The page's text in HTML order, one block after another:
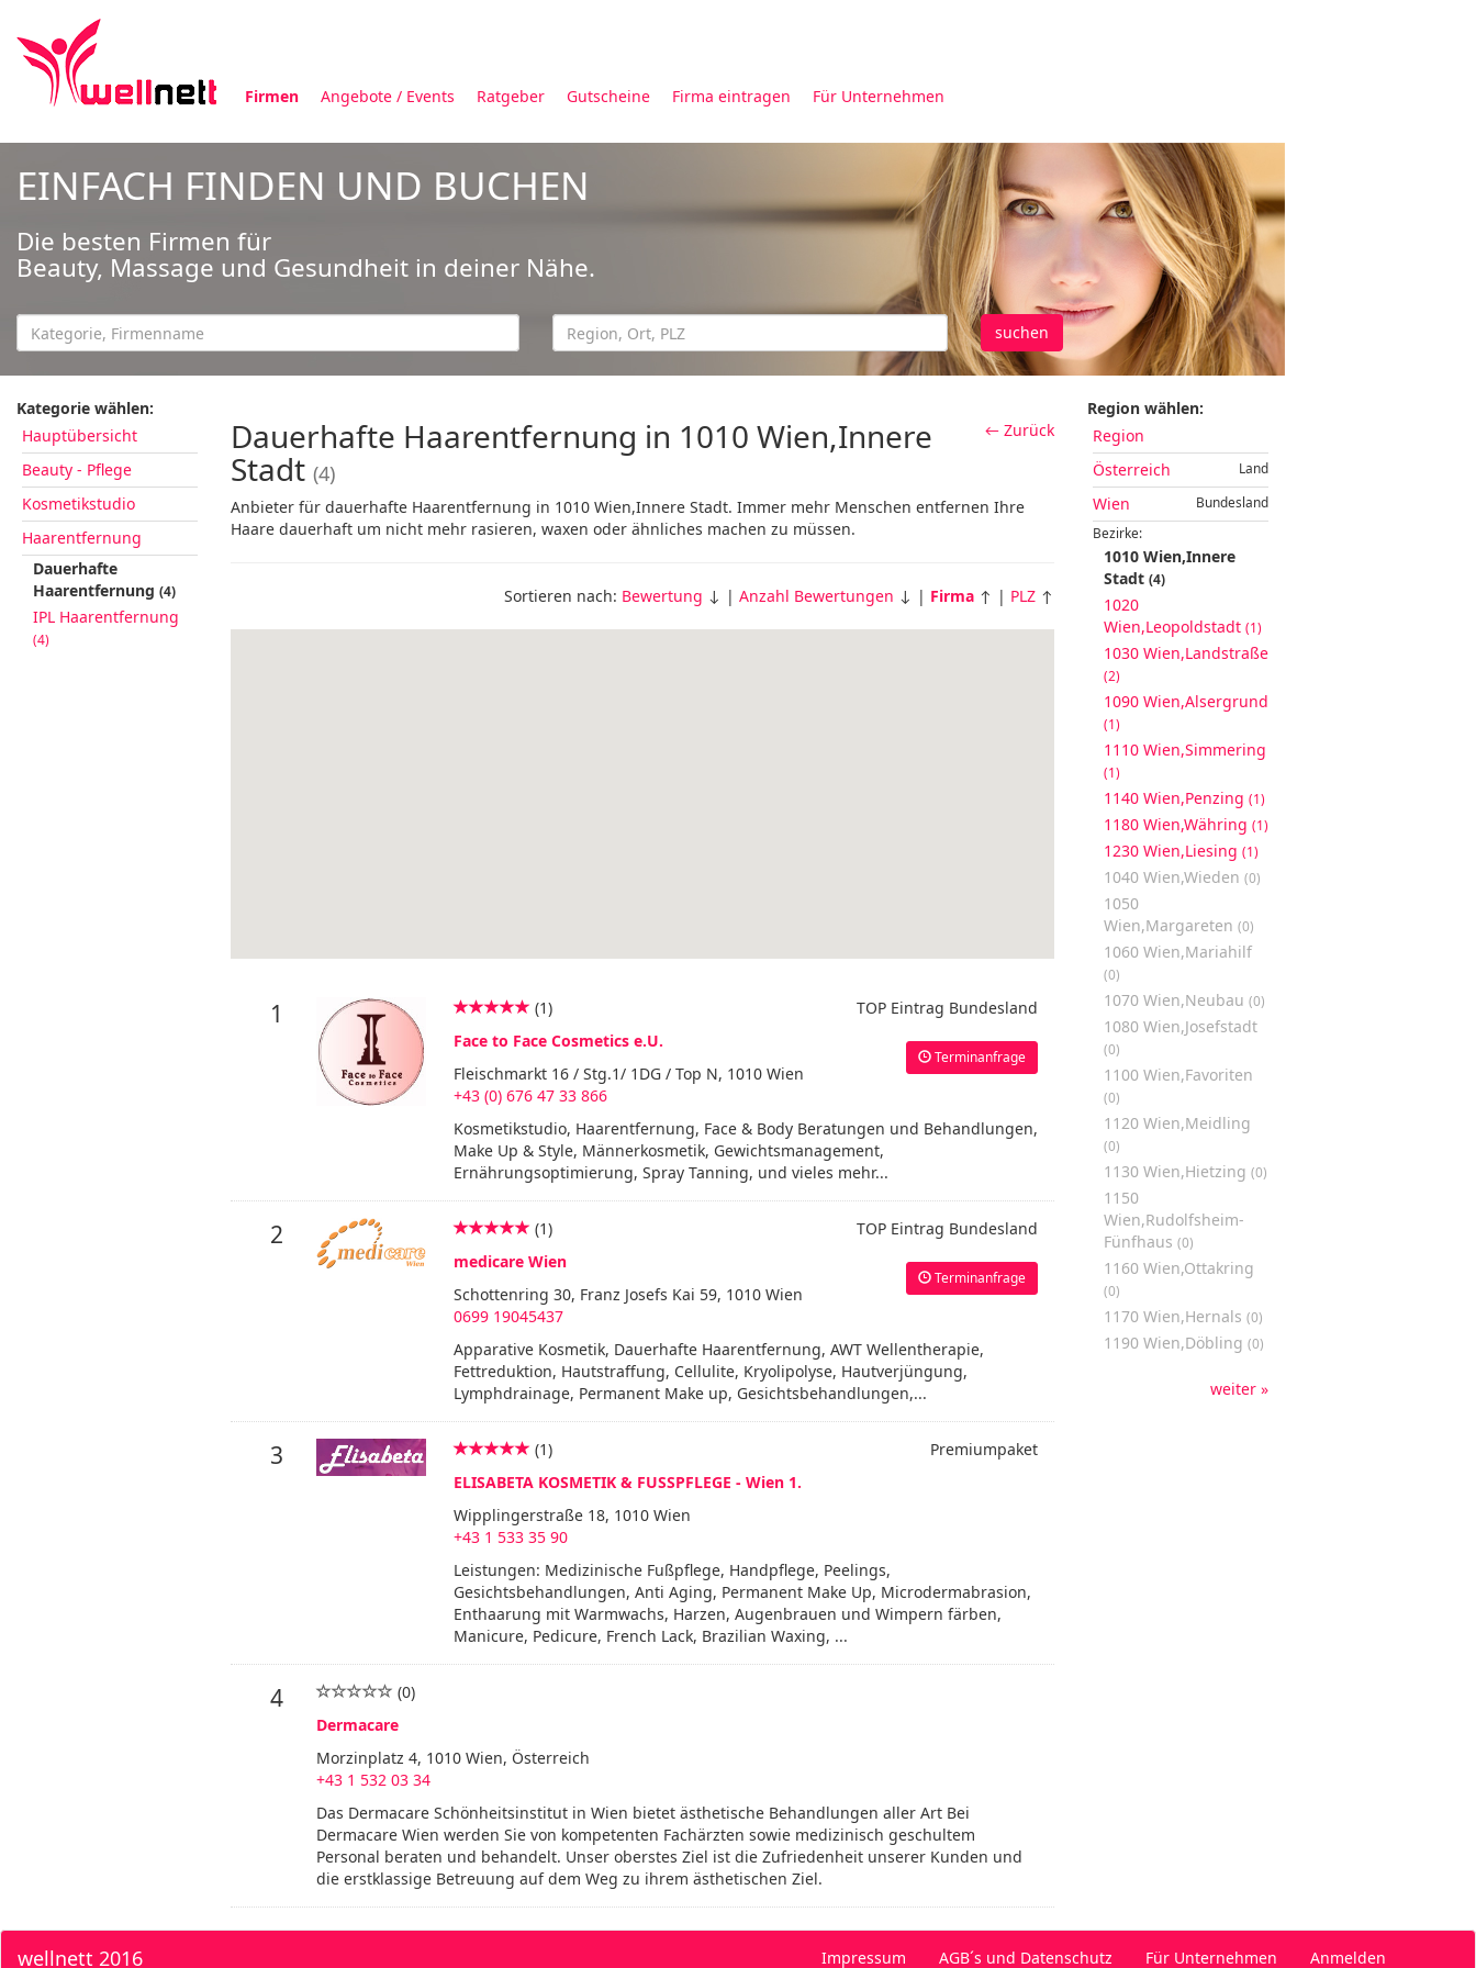
Firmen Angebote / Events Ratgeber Gutscheine Firma eintragen Für Unternehmen
EINFACH FINDEN UND BUCHEN
Die besten Firmen für
Beauty, Massage und Gesundheit in deiner Nähe.
suchen
Kategorie wählen:
Hauptübersicht
Beauty - Pflege
Kosmetikstudio
Haarentfernung
Dauerhafte
Haarentfernung (4)
IPL Haarentfernung
(4)
← Zurück
Dauerhafte Haarentfernung in 1010 Wien,Innere
Stadt (4)
Anbieter für dauerhafte Haarentfernung in 1010 Wien,Innere Stadt. Immer mehr Menschen entfernen Ihre
Haare dauerhaft um nicht mehr rasieren, waxen oder ähnliches machen zu müssen.
Sortieren nach: Bewertung ↓ | Anzahl Bewertungen ↓ | Firma ↑ | PLZ ↑
1 TOP Eintrag Bundesland
Terminanfrage
(1)
Face to Face Cosmetics e.U.
Fleischmarkt 16 / Stg.1/ 1DG / Top N, 1010 Wien
+43 (0) 676 47 33 866
Kosmetikstudio, Haarentfernung, Face & Body Beratungen und Behandlungen,
Make Up & Style, Männerkosmetik, Gewichtsmanagement,
Ernährungsoptimierung, Spray Tanning, und vieles mehr...
2 TOP Eintrag Bundesland
Terminanfrage
(1)
medicare Wien
Schottenring 30, Franz Josefs Kai 59, 1010 Wien
0699 19045437
Apparative Kosmetik, Dauerhafte Haarentfernung, AWT Wellentherapie,
Fettreduktion, Hautstraffung, Cellulite, Kryolipolyse, Hautverjüngung,
Lymphdrainage, Permanent Make up, Gesichtsbehandlungen,...
3 Premiumpaket
(1)
ELISABETA KOSMETIK & FUSSPFLEGE - Wien 1.
Wipplingerstraße 18, 1010 Wien
+43 1 533 35 90
Leistungen: Medizinische Fußpflege, Handpflege, Peelings,
Gesichtsbehandlungen, Anti Aging, Permanent Make Up, Microdermabrasion,
Enthaarung mit Warmwachs, Harzen, Augenbrauen und Wimpern färben,
Manicure, Pedicure, French Lack, Brazilian Waxing, ...
4
(0)
Dermacare
Morzinplatz 4, 1010 Wien, Österreich
+43 1 532 03 34
Das Dermacare Schönheitsinstitut in Wien bietet ästhetische Behandlungen aller Art Bei
Dermacare Wien werden Sie von kompetenten Fachärzten sowie medizinisch geschultem
Personal beraten und behandelt. Unser oberstes Ziel ist die Zufriedenheit unserer Kunden und
die erstklassige Betreuung auf dem Weg zu ihrem ästhetischen Ziel.
Region wählen:
Region
Land
Österreich
Bundesland
Wien
Bezirke:
1010 Wien,Innere
Stadt (4)
1020
Wien,Leopoldstadt (1)
1030 Wien,Landstraße
(2)
1090 Wien,Alsergrund
(1)
1110 Wien,Simmering
(1)
1140 Wien,Penzing (1)
1180 Wien,Währing (1)
1230 Wien,Liesing (1)
1040 Wien,Wieden (0)
1050
Wien,Margareten (0)
1060 Wien,Mariahilf
(0)
1070 Wien,Neubau (0)
1080 Wien,Josefstadt
(0)
1100 Wien,Favoriten
(0)
1120 Wien,Meidling
(0)
1130 Wien,Hietzing (0)
1150
Wien,Rudolfsheim-
Fünfhaus (0)
1160 Wien,Ottakring
(0)
1170 Wien,Hernals (0)
1190 Wien,Döbling (0)
weiter »
wellnett 2016 Impressum AGB´s und Datenschutz Für Unternehmen Anmelden